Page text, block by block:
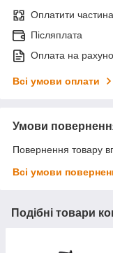
Оплатити
Післяплата
Оплата на
Всі умови оплати
Умови
Повернення товару
Всі умови
Подібні товари